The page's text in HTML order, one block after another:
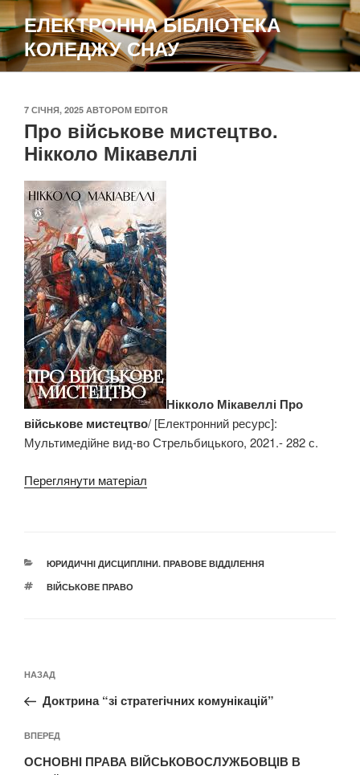
Перейти
до
вмісту
ЕЛЕКТРОННА БІБЛІОТЕКА
КОЛЕДЖУ СНАУ
ОПУБЛІКОВАНО
7 СІЧНЯ, 2025 АВТОРОМ EDITOR
Про військове мистецтво.
Нікколо Мікавеллі
Нікколо Мікавеллі Про
військове мистецтво/ [Електронний ресурс]:
Мультимедійне вид-во Стрельбицького, 2021.- 282 с.
Переглянути матеріал
КАТЕГОРІЇ
ЮРИДИЧНІ ДИСЦИПЛІНИ. ПРАВОВЕ ВІДДІЛЕННЯ
ПОЗНАЧКИ
ВІЙСЬКОВЕ ПРАВО
записів
Попередній
запис:
НАЗАД
Доктрина “зі стратегічних комунікацій”
Наступний
запис
ВПЕРЕД
ОСНОВНІ ПРАВА ВІЙСЬКОВОСЛУЖБОВЦІВ В